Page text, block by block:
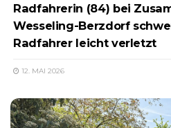
Radfahrerin (84) bei
Wesseling-Berzdorf
Radfahrer leicht verletzt
12. MAI 2026